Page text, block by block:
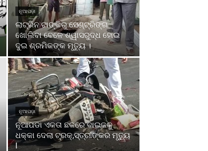
ନୂଆପଡ଼ା
ଲାଟ୍ରିନ ଟାଙ୍କିରୁ ସେଣ୍ଟ୍ରିଙ୍ଗ
ଖୋଲିବା ବେଳେ ଶ୍ୱାସରୁଦ୍ଧ ହୋଇ
ଦୁଇ ଶ୍ରମିକଙ୍କ ମୃତ୍ୟୁ ।
ନୂଆପଡ଼ା
ନୂଆପଡା ଏକତା ଛକରେ ବାଇକକୁ
ଧକ୍କା ଦେଲା ଟ୍ରକ୍,ସ୍ତ୍ରୀଙ୍କର ମୃତ୍ୟୁ
l